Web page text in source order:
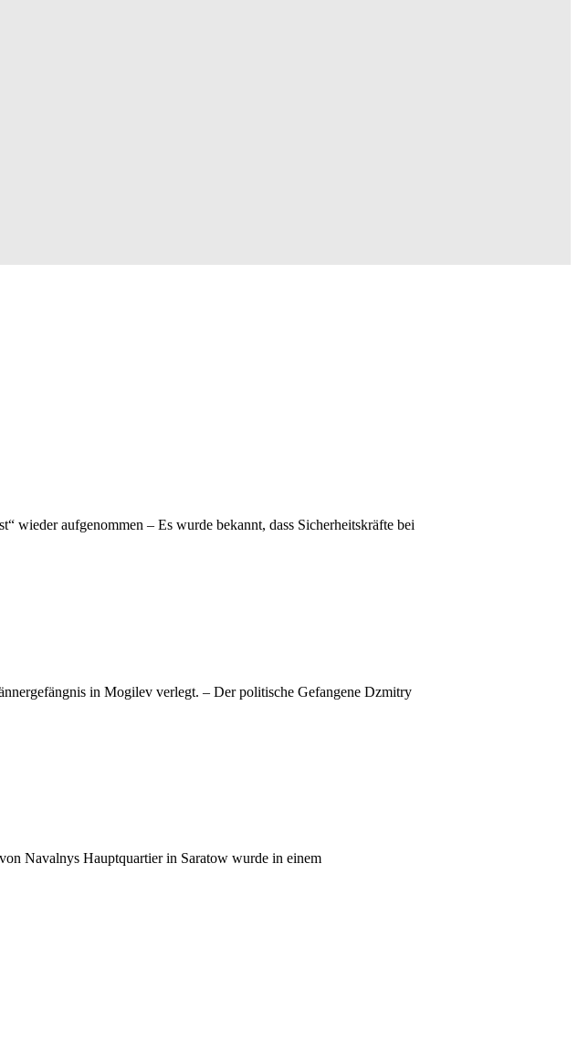
wieder aufgenommen – Es wurde bekannt, dass Sicherheitskräfte bei
in Mogilev verlegt. – Der politische Gefangene Dzmitry
Navalnys Hauptquartier in Saratow wurde in einem